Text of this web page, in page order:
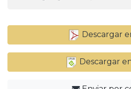
Descargar
Descargar